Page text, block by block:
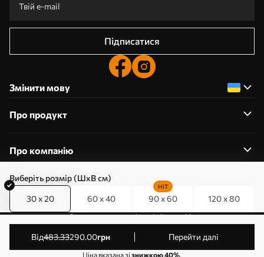
Виберіть розмір (ШхВ см)
30 x 20 60 x 40 90 x 60
HIT
120 x 80
від483.33290.00грн Перейти далі
Ціна вказана зізнижкою 40%.
Підписатися
Змінити мову
Про продукт
Про компанію
0800357223
Редагування дозволів на файли cookie
© 2011-2026 Art-holst. Усі права захищені. Власник:
ТОВ “КЛЄВЄР”. Код ЄДРПОУ: 31780602.